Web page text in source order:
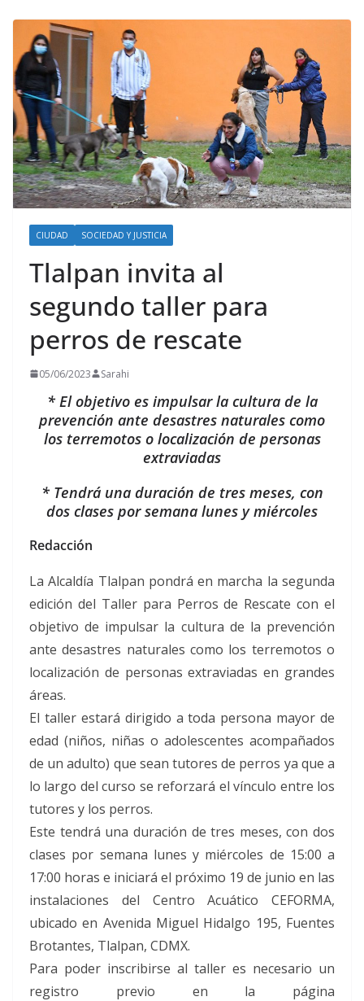
CIUDAD SOCIEDAD Y JUSTICIA
Tlalpan invita al
segundo taller para
perros de rescate
05/06/2023 Sarahi
* El objetivo es impulsar la cultura de la
prevención ante desastres naturales como
los terremotos o localización de personas
extraviadas
* Tendrá una duración de tres meses, con
dos clases por semana lunes y miércoles
Redacción
La Alcaldía Tlalpan pondrá en marcha la segunda
edición del Taller para Perros de Rescate con el
objetivo de impulsar la cultura de la prevención
ante desastres naturales como los terremotos o
localización de personas extraviadas en grandes
áreas.
El taller estará dirigido a toda persona mayor de
edad (niños, niñas o adolescentes acompañados
de un adulto) que sean tutores de perros ya que a
lo largo del curso se reforzará el vínculo entre los
tutores y los perros.
Este tendrá una duración de tres meses, con dos
clases por semana lunes y miércoles de 15:00 a
17:00 horas e iniciará el próximo 19 de junio en las
instalaciones del Centro Acuático CEFORMA,
ubicado en Avenida Miguel Hidalgo 195, Fuentes
Brotantes, Tlalpan, CDMX.
Para poder inscribirse al taller es necesario un
registro previo en la página